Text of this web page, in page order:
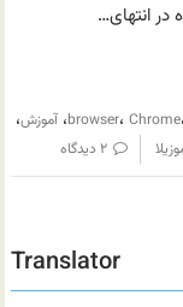
انتهای…
browser، Chrome، ،آموزش،
۲ دیدگاه
Translator